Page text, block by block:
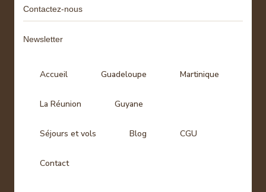
Contactez-nous
Newsletter
Accueil Guadeloupe Martinique
La Réunion Guyane
Séjours et vols Blog CGU
Contact